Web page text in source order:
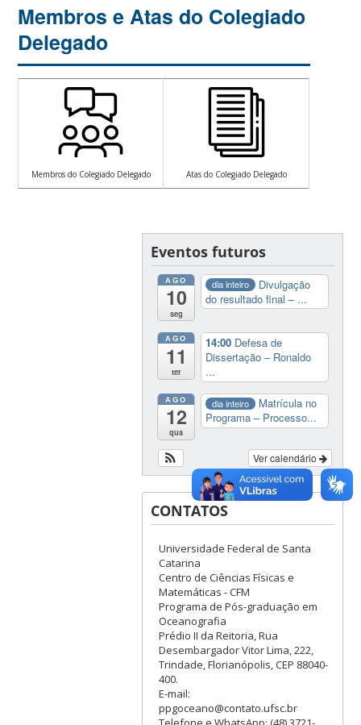
Membros e Atas do Colegiado
Delegado
Membros do Colegiado Delegado Atas do Colegiado Delegado
Eventos futuros
AGO
10
seg
dia inteiro
Divulgação
do resultado final – ...
AGO
11
ter
14:00 Defesa de
Dissertação – Ronaldo
...
AGO
12
qua
dia inteiro
Matrícula no
Programa – Processo...
Ver calendário
CONTATOS
Universidade Federal de Santa
Catarina
Centro de Ciências Físicas e
Matemáticas - CFM
Programa de Pós-graduação em
Oceanografia
Prédio II da Reitoria, Rua
Desembargador Vitor Lima, 222,
Trindade, Florianópolis, CEP 88040-
400.
E-mail:
ppgoceano@contato.ufsc.br